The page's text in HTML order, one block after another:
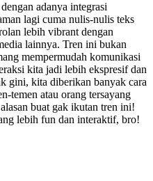
adanya integrasi
lagi cuma nulis-nulis teks
lebih vibrant dengan
lainnya. Tren ini bukan
mempermudah komunikasi
kita jadi lebih ekspresif dan
gini, kita diberikan banyak cara
temen atau orang tersayang
buat gak ikutan tren ini!
lebih fun dan interaktif, bro!